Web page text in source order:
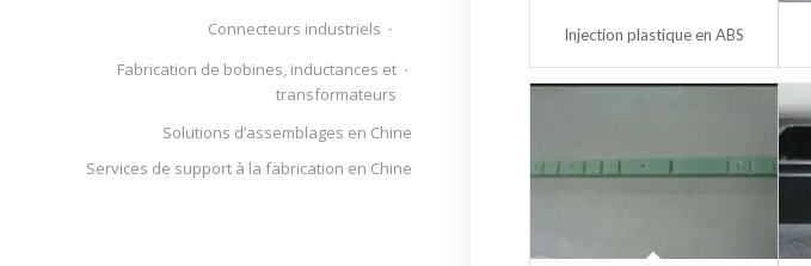
Injection plastique en ABS
Connecteurs industriels
Fabrication de bobines, inductances et
transformateurs
Solutions d’assemblages en Chine
Services de support à la fabrication en Chine